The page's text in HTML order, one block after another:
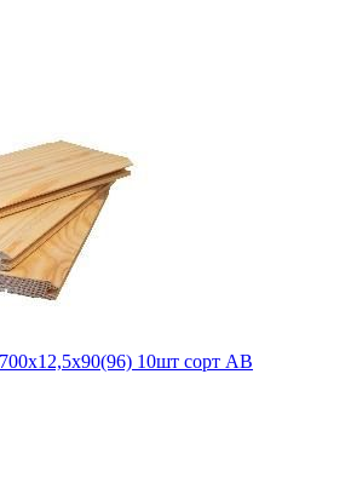
10шт сорт АВ